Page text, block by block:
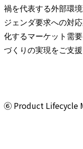
禍を代表する外部環
ジェンダ要求への対
化するマーケット需
づくりの実現をご支援
⑥ Product Lifecycle